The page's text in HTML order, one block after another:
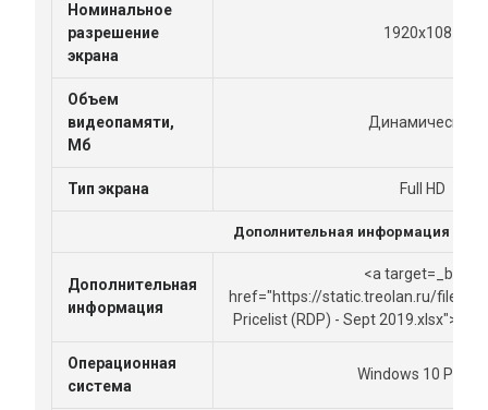
Номинальное
разрешение
экрана
1920x1081
Объем
видеопамяти,
Мб
Динамическая
Тип экрана Full HD
Дополнительная информация
Дополнительная
информация
<a target=_blank
href="https://static.treolan.ru/files/
Pricelist (RDP) - Sept
Операционная
система
Windows 10 Pro 64